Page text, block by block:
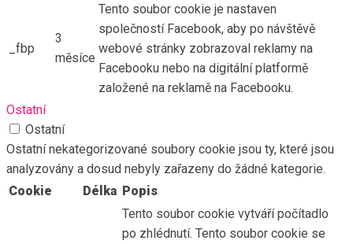
_fbp
3
měsíce
Tento soubor cookie je nastaven
společností Facebook, aby po návštěvě
webové stránky zobrazoval reklamy na
Facebooku nebo na digitální platformě
založené na reklamě na Facebooku.
Ostatní
Ostatní
Ostatní nekategorizované soubory cookie jsou ty, které jsou
analyzovány a dosud nebyly zařazeny do žádné kategorie.
Cookie
Délka Popis
Tento soubor cookie vytváří počítadlo
po zhlédnutí. Tento soubor cookie se